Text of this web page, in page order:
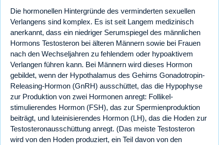
Die hormonellen Hintergründe des verminderten sexuellen
Verlangens sind komplex. Es ist seit Langem medizinisch
anerkannt, dass ein niedriger Serumspiegel des männlichen
Hormons Testosteron bei älteren Männern sowie bei Frauen
nach den Wechseljahren zu fehlendem oder hypoaktivem
Verlangen führen kann. Bei Männern wird dieses Hormon
gebildet, wenn der Hypothalamus des Gehirns Gonadotropin-
Releasing-Hormon (GnRH) ausschüttet, das die Hypophyse
zur Produktion von zwei Hormonen anregt: Follikel-
stimulierendes Hormon (FSH), das zur Spermienproduktion
beiträgt, und luteinisierendes Hormon (LH), das die Hoden zur
Testosteronausschüttung anregt. (Das meiste Testosteron
wird von den Hoden produziert, ein Teil davon von den